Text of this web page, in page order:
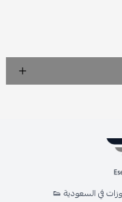
في السعودية 👟